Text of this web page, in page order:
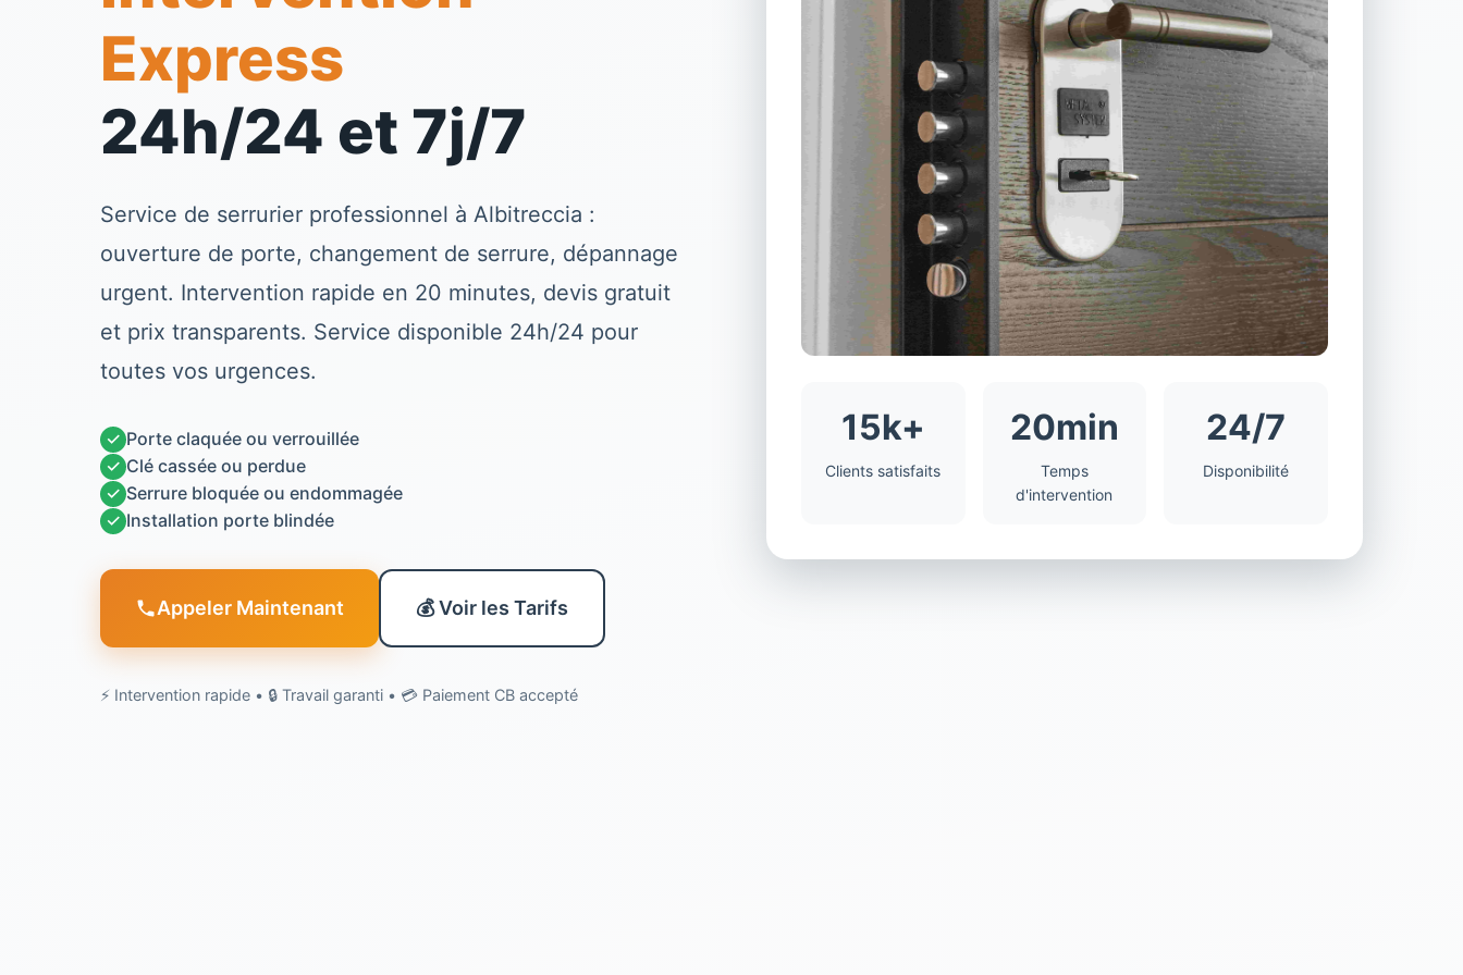
Express
24h/24 et 7j/7
Service de serrurier professionnel à Albitreccia :
ouverture de porte, changement de serrure, dépannage
urgent. Intervention rapide en 20 minutes, devis gratuit
et prix transparents. Service disponible 24h/24 pour
toutes vos urgences.
✓ Porte claquée ou verrouillée
✓ Clé cassée ou perdue
✓ Serrure bloquée ou endommagée
✓ Installation porte blindée
Appeler Maintenant 💰 Voir les Tarifs
⚡ Intervention rapide • 🔒 Travail garanti • 💳 Paiement CB accepté
15k+
Clients satisfaits
20min
Temps
d'intervention
24/7
Disponibilité